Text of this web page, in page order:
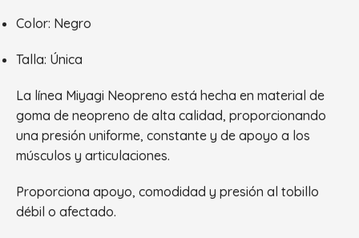
Color: Negro
Talla: Única
La línea Miyagi Neopreno está hecha en material de
goma de neopreno de alta calidad, proporcionando
una presión uniforme, constante y de apoyo a los
músculos y articulaciones.
Proporciona apoyo, comodidad y presión al tobillo
débil o afectado.